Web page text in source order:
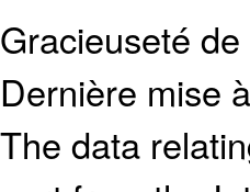
Gracieuseté
Dernière mise
The data